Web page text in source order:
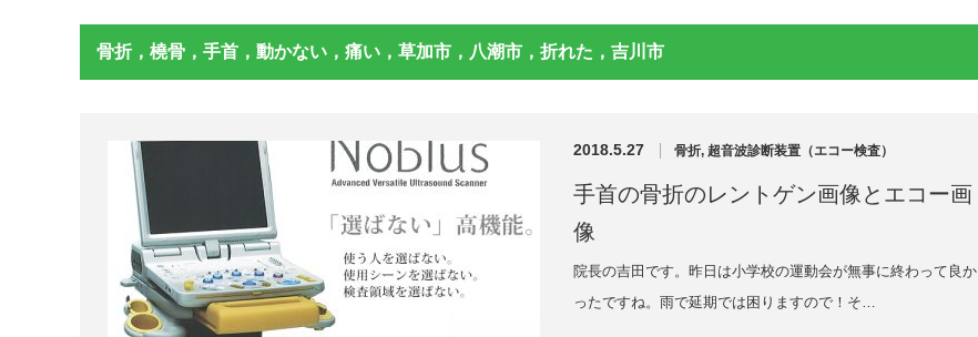
骨折，橈骨，手首，動かない，痛い，草加市，八潮市，折れた，吉川市
2018.5.27 骨折, 超音波診断装置（エコー検査）
手首の骨折のレントゲン画像とエコー画
像
院長の吉田です。昨日は小学校の運動会が無事に終わって良か
ったですね。雨で延期では困りますので！そ…